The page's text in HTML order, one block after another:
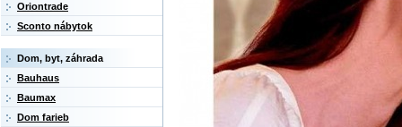
Oriontrade
Sconto nábytok
Dom, byt, záhrada
Bauhaus
Baumax
Dom farieb